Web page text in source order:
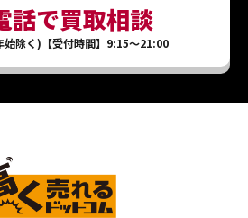
話で買取相談
始除く)【受付時間】9:15～21:00